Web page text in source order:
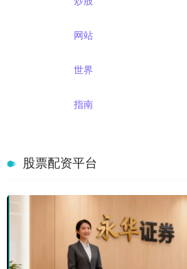
网站
世界
指南
股票配资平台